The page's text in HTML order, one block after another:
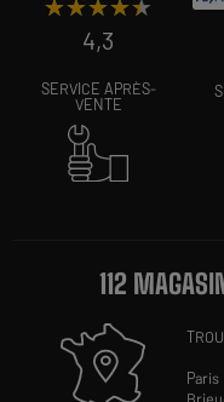
4,3
SERVICE APRÈS-
VENTE
112